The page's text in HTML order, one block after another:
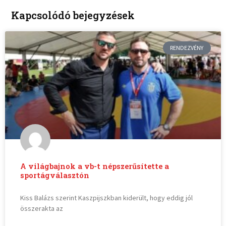
Kapcsolódó bejegyzések
RENDEZVÉNY
A világbajnok a vb-t népszerűsítette a
sportágválasztón
Kiss Balázs szerint Kaszpijszkban kiderült, hogy eddig jól
összerakta az